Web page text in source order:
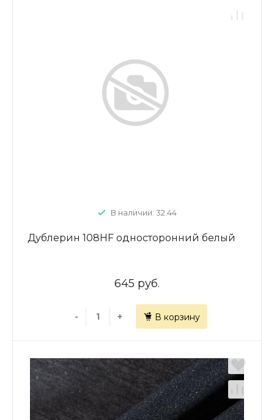
В наличии: 32.44
Дублерин 108HF односторонний белый
645 руб.
- + В корзину